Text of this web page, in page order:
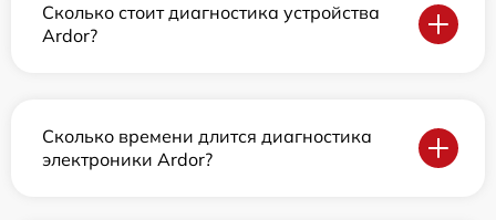
Сколько стоит диагностика устройства
Ardor?
Сколько времени длится диагностика
электроники Ardor?